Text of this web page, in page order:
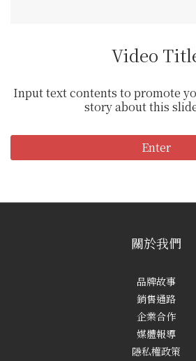
Video
Input text contents to promote
story about this
Enter
關於我們
品牌故事
銷售通路
企業合作
媒體報導
隱私權政策